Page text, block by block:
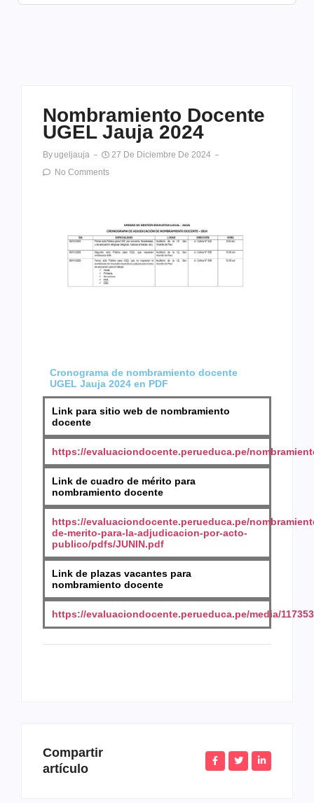
Nombramiento Docente
UGEL Jauja 2024
By Ugeljauja
27 De Diciembre De 2024
No Comments
Cronograma de nombramiento docente
UGEL Jauja 2024 en PDF
Link para sitio web de nombramiento
docente
https://evaluaciondocente.perueduca.pe/
Link de cuadro de mérito para
nombramiento docente
https://evaluaciondocente.perueduca.pe/
de-merito-para-la-adjudicacion-por-acto-
publico/pdfs/JUNIN.pdf
Link de plazas vacantes para
nombramiento docente
https://evaluaciondocente.perueduca.pe/media/
Compartir
artículo